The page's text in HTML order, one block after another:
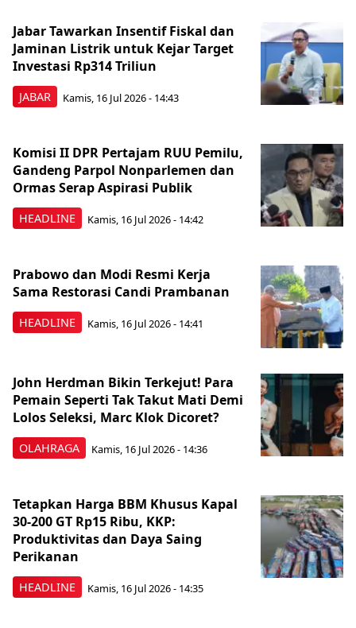
JABAR
Jabar Tawarkan Insentif Fiskal dan
Jaminan Listrik untuk Kejar Target
Investasi Rp314 Triliun
Kamis, 16 Jul 2026 - 14:43
HEADLINE
Komisi II DPR Pertajam RUU Pemilu,
Gandeng Parpol Nonparlemen dan
Ormas Serap Aspirasi Publik
Kamis, 16 Jul 2026 - 14:42
HEADLINE
Prabowo dan Modi Resmi Kerja
Sama Restorasi Candi Prambanan
Kamis, 16 Jul 2026 - 14:41
OLAHRAGA
John Herdman Bikin Terkejut! Para
Pemain Seperti Tak Takut Mati Demi
Lolos Seleksi, Marc Klok Dicoret?
Kamis, 16 Jul 2026 - 14:36
HEADLINE
Tetapkan Harga BBM Khusus Kapal
30-200 GT Rp15 Ribu, KKP:
Produktivitas dan Daya Saing
Perikanan
Kamis, 16 Jul 2026 - 14:35